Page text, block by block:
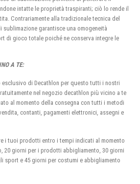
intatte le proprietà traspiranti; ciò lo rende il
Contrariamente alla tradizionale tecnica del
garantisce una omogeneità
di gioco totale poiché ne conserva integre le
A TE:
esclusivo di Decathlon per questo tutti i nostri
nel negozio decathlon più vicino a te
al momento della consegna con tutti i metodi
contanti, pagamenti elettronici, assegni e
i tuoi prodotti entro i tempi indicati al momento
20 giorni per i prodotti abbigliamento, 30 giorni
sport e 45 giorni per costumi e abbigliamento